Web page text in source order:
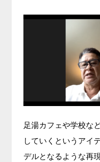
足湯カフェや学校な
していくというアイ
デルとなるような再